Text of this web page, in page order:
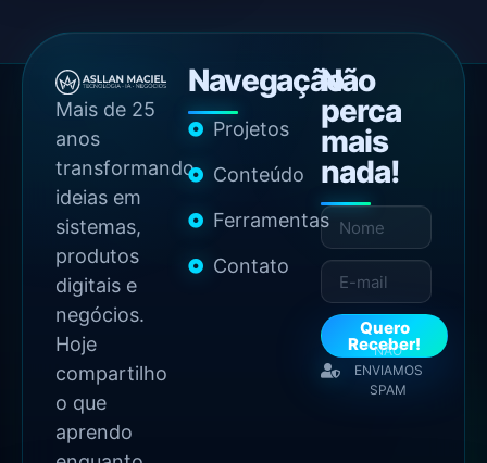
Mais de 25
anos
transformando
ideias em
sistemas,
produtos
digitais e
negócios.
Hoje
compartilho
o que
aprendo
Navegação
Projetos
Conteúdo
Ferramentas
Contato
Não
perca
mais
nada!
Quero
Receber!
NÃO
ENVIAMOS
SPAM